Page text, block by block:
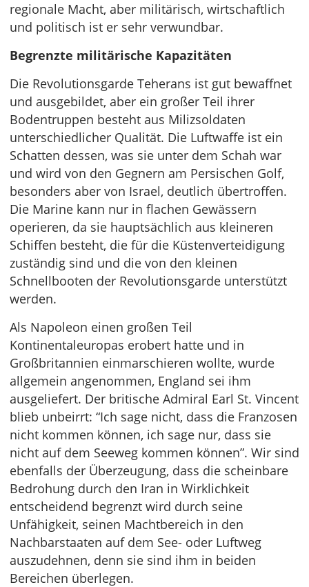
regionale Macht, aber militärisch, wirtschaftlich
und politisch ist er sehr verwundbar.
Begrenzte militärische Kapazitäten
Die Revolutionsgarde Teherans ist gut bewaffnet
und ausgebildet, aber ein großer Teil ihrer
Bodentruppen besteht aus Milizsoldaten
unterschiedlicher Qualität. Die Luftwaffe ist ein
Schatten dessen, was sie unter dem Schah war
und wird von den Gegnern am Persischen Golf,
besonders aber von Israel, deutlich übertroffen.
Die Marine kann nur in flachen Gewässern
operieren, da sie hauptsächlich aus kleineren
Schiffen besteht, die für die Küstenverteidigung
zuständig sind und die von den kleinen
Schnellbooten der Revolutionsgarde unterstützt
werden.
Als Napoleon einen großen Teil
Kontinentaleuropas erobert hatte und in
Großbritannien einmarschieren wollte, wurde
allgemein angenommen, England sei ihm
ausgeliefert. Der britische Admiral Earl St. Vincent
blieb unbeirrt: “Ich sage nicht, dass die Franzosen
nicht kommen können, ich sage nur, dass sie
nicht auf dem Seeweg kommen können”. Wir sind
ebenfalls der Überzeugung, dass die scheinbare
Bedrohung durch den Iran in Wirklichkeit
entscheidend begrenzt wird durch seine
Unfähigkeit, seinen Machtbereich in den
Nachbarstaaten auf dem See- oder Luftweg
auszudehnen, denn sie sind ihm in beiden
Bereichen überlegen.